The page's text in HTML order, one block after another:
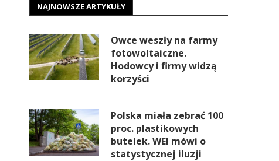
NAJNOWSZE ARTYKUŁY
Owce weszły na farmy
fotowoltaiczne.
Hodowcy i firmy widzą
korzyści
Polska miała zebrać 100
proc. plastikowych
butelek. WEI mówi o
statystycznej iluzji